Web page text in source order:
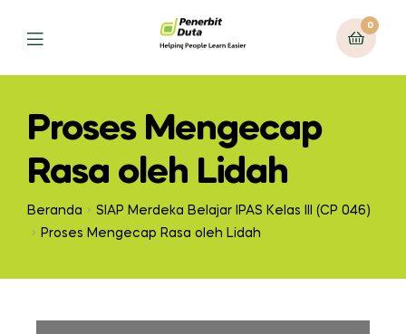
0
Proses Mengecap
Rasa oleh Lidah
Beranda
SIAP Merdeka Belajar IPAS Kelas III (CP 046)
Proses Mengecap Rasa oleh Lidah